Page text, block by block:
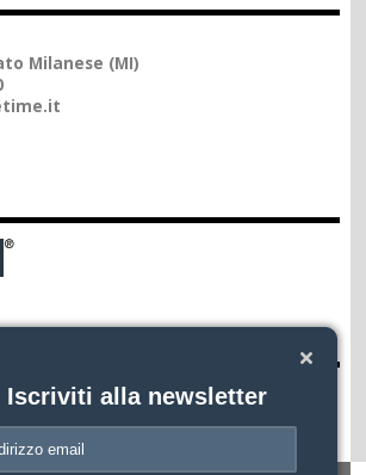
Iscriviti alla newsletter
Milanese (MI)